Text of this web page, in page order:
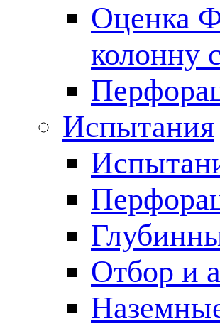
Оценка
колонну
Испытания
Отбор и